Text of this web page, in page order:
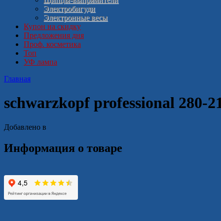
Электробигуди
Электронные весы
Купон на скидку
Предложения дня
Проф. косметика
Топ
УФ лампа
Главная
schwarzkopf professional 280-
Добавлено в
Информация о товаре